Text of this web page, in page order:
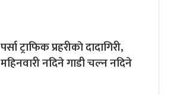
पर्सा ट्राफिक प्रहरीकाे दादागिरी,
महिनवारी नदिने गाडी चल्न नदिने